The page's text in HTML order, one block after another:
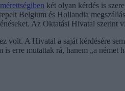
két olyan kérdés is
Belgium és Hollandia
Az Oktatási Hivatal
volt. A Hivatal a saját kérdésére
erre mutattak rá, hanem „a német